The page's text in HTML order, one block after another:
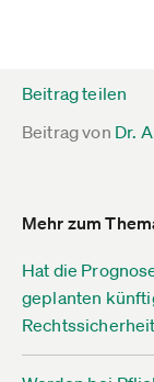
Beitrag teilen
Beitrag von Dr.
Mehr zum
Hat die
geplanten